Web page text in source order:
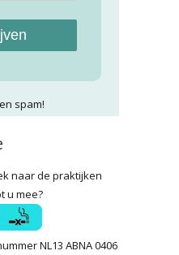
spam!
naar de praktijken
u mee?
NL13 ABNA 0406